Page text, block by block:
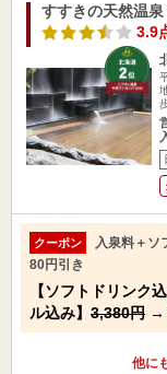
すすきの天然温泉
3.9
クーポン
入泉料＋
80円引き
【ソフトドリンク込
ル込み】 3,380円 →
他に